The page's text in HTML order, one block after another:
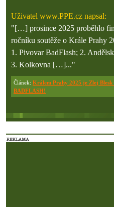
Uživatel www.PPE.cz napsal:
"[…] prosince 2025 proběhlo
ročníku soutěže o Krále Prahy
1. Pivovar BadFlash; 2.
3. Kolkovna […]..."
Článek: Králem Prahy 2025 je Zlej
BADFLASH!